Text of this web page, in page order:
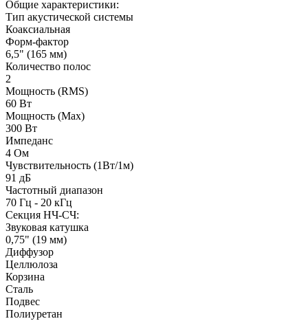
Общие характеристики:
Тип акустической системы
Коаксиальная
Форм-фактор
6,5" (165 мм)
Количество полос
2
Мощность (RMS)
60 Вт
Мощность (Max)
300 Вт
Импеданс
4 Ом
Чувствительность (1Вт/1м)
91 дБ
Частотный диапазон
70 Гц - 20 кГц
Секция НЧ-СЧ:
Звуковая катушка
0,75" (19 мм)
Диффузор
Целлюлоза
Корзина
Сталь
Подвес
Полиуретан